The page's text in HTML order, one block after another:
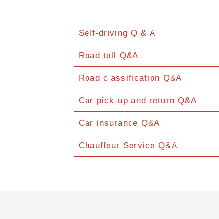
Self-driving Q & A
Road toll Q&A
Road classification Q&A
Car pick-up and return Q&A
Car insurance Q&A
Chauffeur Service Q&A